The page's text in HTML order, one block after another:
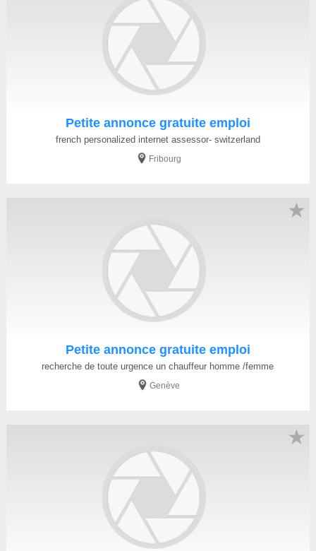
Petite annonce gratuite emploi
french personalized internet assessor- switzerland
Fribourg
Petite annonce gratuite emploi
recherche de toute urgence un chauffeur homme /femme
Genève
★
★